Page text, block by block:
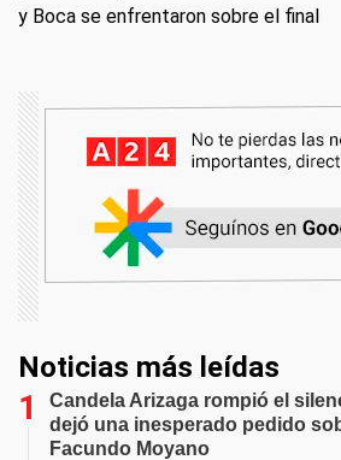
y Boca se enfrentaron sobre el final
Noticias más leídas
Candela Arizaga rompió el
dejó una inesperado pedido
Facundo Moyano